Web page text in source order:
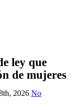
ley que
de mujeres
2026 No